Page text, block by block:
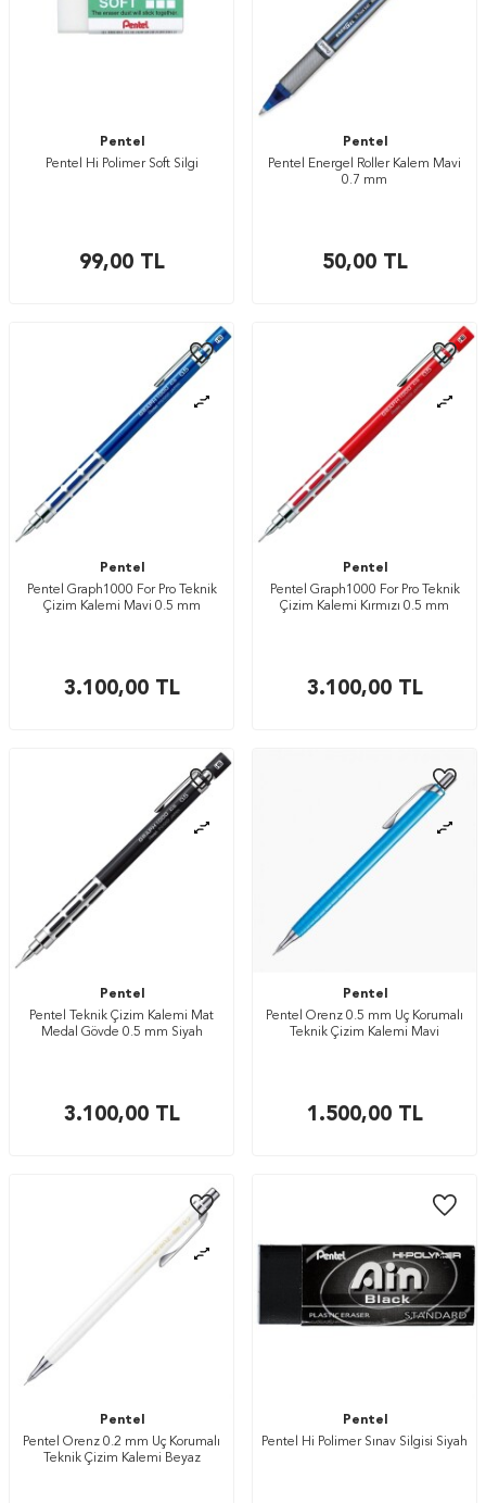
Pentel
Pentel Hi Polimer Soft Silgi
99,00TL
Pentel
Pentel Energel Roller Kalem Mavi
0.7 mm
50,00TL
Pentel
Pentel Graph1000 For Pro Teknik
Çizim Kalemi Mavi 0.5 mm
3.100,00TL
Pentel
Pentel Graph1000 For Pro Teknik
Çizim Kalemi Kırmızı 0.5 mm
3.100,00TL
Pentel
Pentel Teknik Çizim Kalemi Mat
Medal Gövde 0.5 mm Siyah
3.100,00TL
Pentel
Pentel Orenz 0.5 mm Uç Korumalı
Teknik Çizim Kalemi Mavi
1.500,00TL
Pentel
Pentel Orenz 0.2 mm Uç Korumalı
Teknik Çizim Kalemi Beyaz
Pentel
Pentel Hi Polimer Sınav Silgisi Siyah